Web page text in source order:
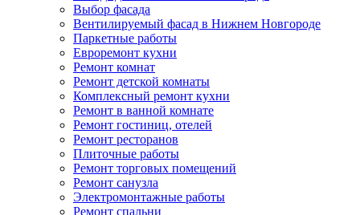
Выбор фасада
Вентилируемый фасад в Нижнем Новгороде
Паркетные работы
Евроремонт кухни
Ремонт комнат
Ремонт детской комнаты
Комплексный ремонт кухни
Ремонт в ванной комнате
Ремонт гостиниц, отелей
Ремонт ресторанов
Плиточные работы
Ремонт торговых помещений
Ремонт санузла
Электромонтажные работы
Ремонт спальни